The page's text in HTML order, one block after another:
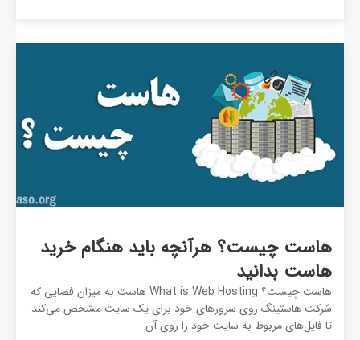
هاست چیست؟ هرآنچه باید هنگام خرید
هاست بدانید
هاست چیست؟ What is Web Hosting هاست به میزان فضایی که
شرکت هاستینگ روی سرورهای خود برای یک سایت مشخص می‌کند
تا فایل‌های مربوط به سایت خود را روی آن